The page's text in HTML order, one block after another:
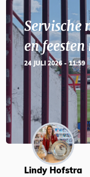
Servische
en
24 JULI 2026 - 11:59
Lindy Hofstra